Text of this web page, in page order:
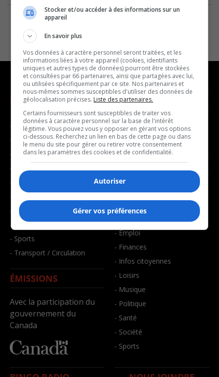
NOUVELLES
- Affaires municipales
- Communauté / Social
- Culture
- Économie
- Éducation
- Environnement
- Faits divers
- Santé et bien-être
- Sports
- Transport / Circulation
ÉMISSIONS
Avec la participation du
gouvernement du
Canada
MUSIQUE
- Décompte franco
- Joué récemment
BALADOS
- Affaires
- Emploi
- Finances
- Infos citoyennes
- Loisirs
- Musique
- Politique
- Santé
- Société
- Sports
Stocker et/ou accéder à des informations sur un
appareil
En savoir plus
Vos données à caractère personnel seront traitées, et les
informations liées à votre appareil (cookies, identifiants
uniques et autres types de données) pourront être stockées
et consultées par 66 partenaires, ainsi que partagées avec lui,
ou utilisées spécifiquement par ce site. Nos partenaires et
nous-mêmes sommes susceptibles d'utiliser des données de
géolocalisation précises. Liste des partenaires.
Certains fournisseurs sont susceptibles de traiter vos
données à caractère personnel sur la base de l'intérêt
légitime. Vous pouvez vous y opposer en gérant vos options
ci-dessous. Recherchez un lien en bas de cette page ou dans
le menu du site pour gérer ou retirer votre consentement
dans les paramètres des cookies et de confidentialité.
Autoriser
Gérer vos préférences